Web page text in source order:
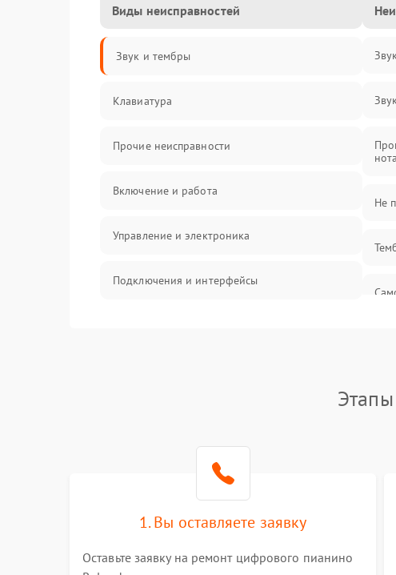
Виды неисправностей
Звук и тембры
Клавиатура
Прочие неисправности
Включение и работа
Управление и электроника
Подключения и интерфейсы
Не
1. Вы оставляете заявку
Оставьте заявку на ремонт цифрового пианино